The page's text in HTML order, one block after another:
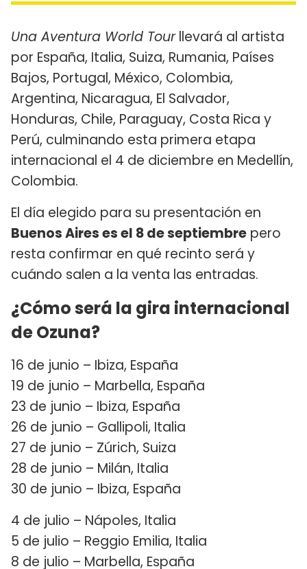
Una Aventura World Tourllevará al artista
por España, Italia, Suiza, Rumania, Países
Bajos, Portugal, México, Colombia,
Argentina, Nicaragua, El Salvador,
Honduras, Chile, Paraguay, Costa Rica y
Perú, culminando esta primera etapa
internacional el 4 de diciembre en Medellín,
Colombia.
El día elegido para su presentación en
Buenos Aires es el 8 de septiembre pero
resta confirmar en qué recinto será y
cuándo salen a la venta las entradas.
¿Cómo será la gira internacional
de Ozuna?
16 de junio – Ibiza, España
19 de junio – Marbella, España
23 de junio – Ibiza, España
26 de junio – Gallipoli, Italia
27 de junio – Zúrich, Suiza
28 de junio – Milán, Italia
30 de junio – Ibiza, España
4 de julio – Nápoles, Italia
5 de julio – Reggio Emilia, Italia
8 de julio – Marbella, España